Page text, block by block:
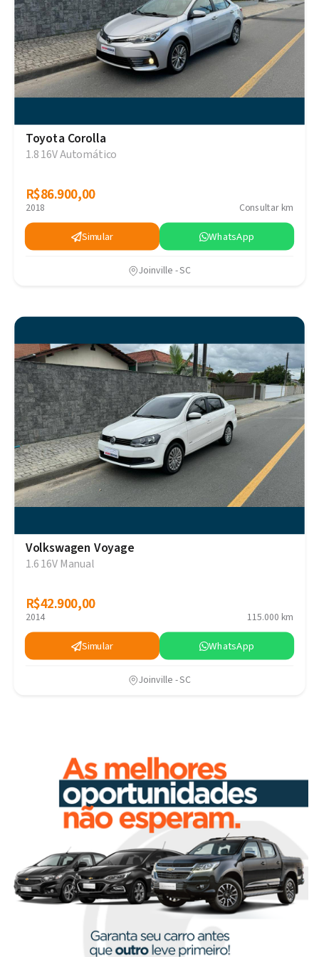
Toyota Corolla
1.8 16V Automático
R$86.900,00
R$86.900,00
2018 Consultar km
Simular WhatsApp
Joinville - SC
Volkswagen Voyage
1.6 16V Manual
R$42.900,00
R$42.900,00
2014 115.000 km
Simular WhatsApp
Joinville - SC